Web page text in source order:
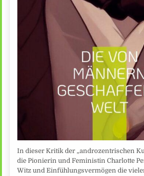
In dieser Kritik der „androzentrischen
die Pionierin und Feministin Charlotte
Witz und Einfühlungsvermögen die